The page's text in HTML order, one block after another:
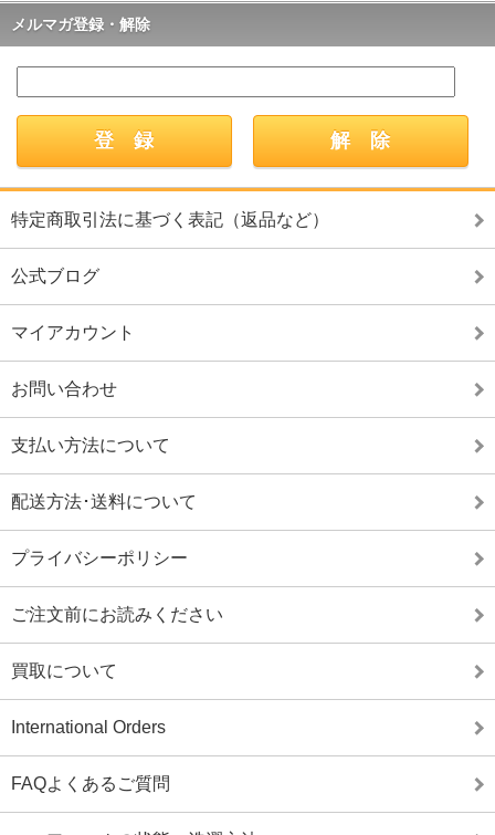
メルマガ登録・解除
特定商取引法に基づく表記（返品など）
公式ブログ
マイアカウント
お問い合わせ
支払い方法について
配送方法･送料について
プライバシーポリシー
ご注文前にお読みください
買取について
International Orders
FAQよくあるご質問